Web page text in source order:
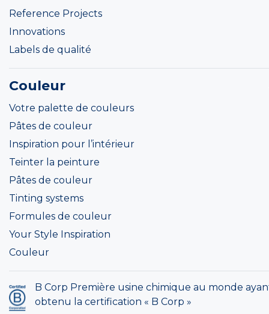
Reference Projects
Innovations
Labels de qualité
Couleur
Votre palette de couleurs
Pâtes de couleur
Inspiration pour l’intérieur
Teinter la peinture
Pâtes de couleur
Tinting systems
Formules de couleur
Your Style Inspiration
Couleur
B Corp Première usine chimique au monde
obtenu la certification « B Corp »